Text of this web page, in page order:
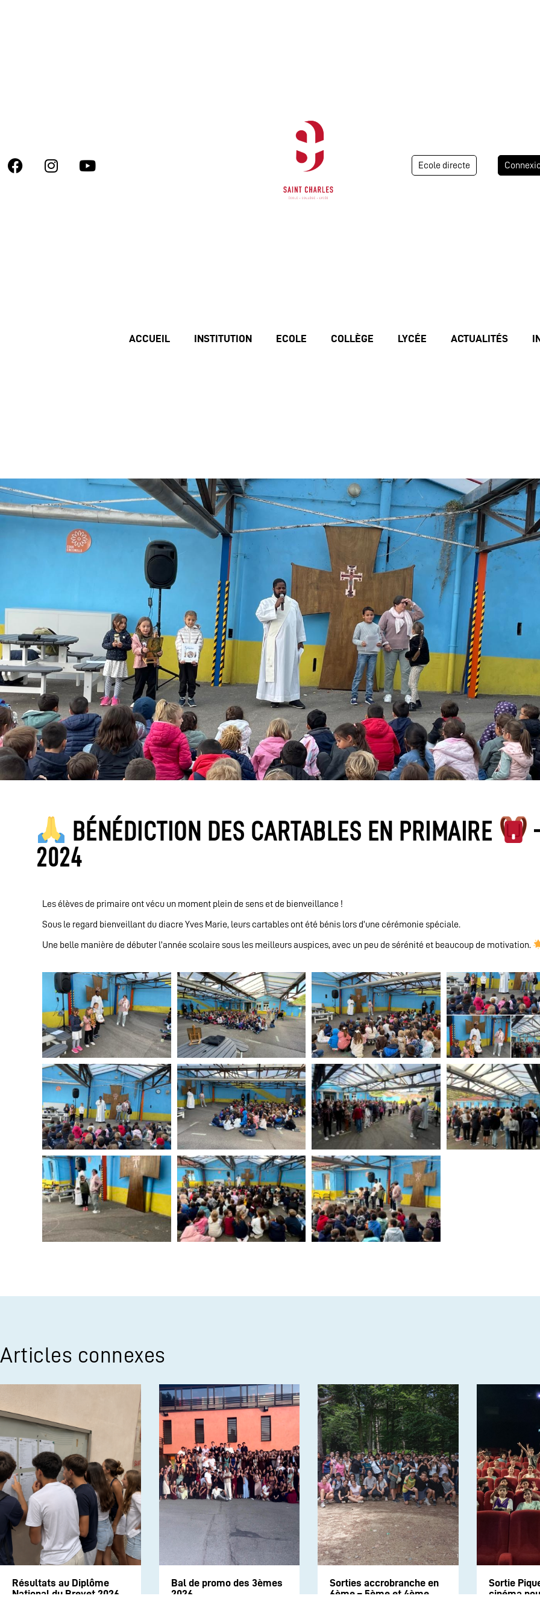
Ecole directe
ACCUEIL INSTITUTION ECOLE COLLÈGE LYCÉE ACTUALITÉS
BÉNÉDICTION DES CARTABLES EN PRIMAIRE
2024
Les élèves de primaire ont vécu un moment plein de sens et de bienveillance !
Sous le regard bienveillant du diacre Yves Marie, leurs cartables ont été bénis lors d’une cérémonie spéciale.
Une belle manière de débuter l’année scolaire sous les meilleurs auspices, avec un peu de sérénité et beaucoup de motivation.
Articles connexes
Résultats au Diplôme
National du Brevet 2026
Bal de promo des 3èmes
2026
Sorties accrobranche en
6ème – 5ème et 4ème
Sortie
cinéma